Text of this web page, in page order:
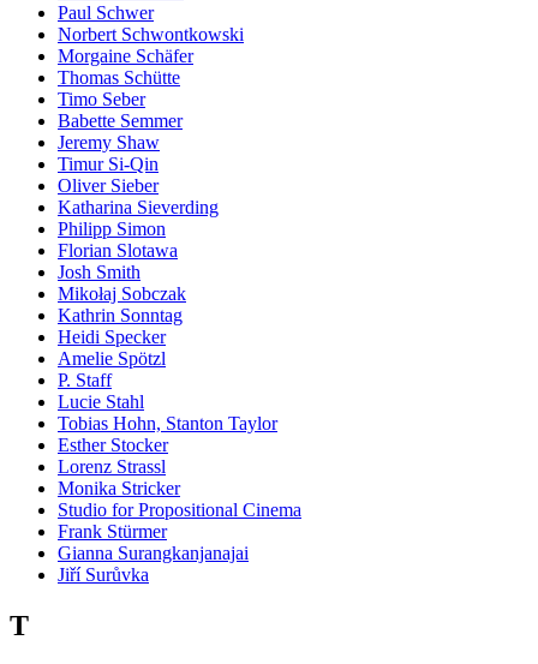
Paul Schwer
Norbert Schwontkowski
Morgaine Schäfer
Thomas Schütte
Timo Seber
Babette Semmer
Jeremy Shaw
Timur Si-Qin
Oliver Sieber
Katharina Sieverding
Philipp Simon
Florian Slotawa
Josh Smith
Mikołaj Sobczak
Kathrin Sonntag
Heidi Specker
Amelie Spötzl
P. Staff
Lucie Stahl
Tobias Hohn, Stanton Taylor
Esther Stocker
Lorenz Strassl
Monika Stricker
Studio for Propositional Cinema
Frank Stürmer
Gianna Surangkanjanajai
Jiří Surůvka
T